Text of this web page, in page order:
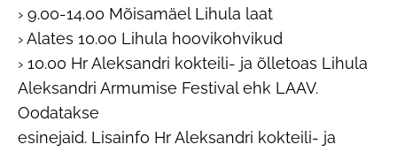
› 9.00-14.00 Mõisamäel Lihula laat
› Alates 10.00 Lihula hoovikohvikud
› 10.00 Hr Aleksandri kokteili- ja õlletoas Lihula
Aleksandri Armumise Festival ehk LAAV.
Oodatakse
esinejaid. Lisainfo Hr Aleksandri kokteili- ja